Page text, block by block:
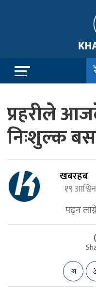
प्रहरीले
निःशुल्क
खबरहब
१९
पढ्न